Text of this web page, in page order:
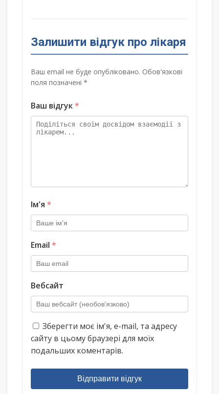
Залишити відгук про лікаря
Ваш email не буде опубліковано. Обов'язкові
поля позначені *
Ваш відгук*
Ім'я *
Email *
Вебсайт
Зберегти моє ім'я, e-mail, та адресу
сайту в цьому браузері для моїх
подальших коментарів.
Відправити відгук